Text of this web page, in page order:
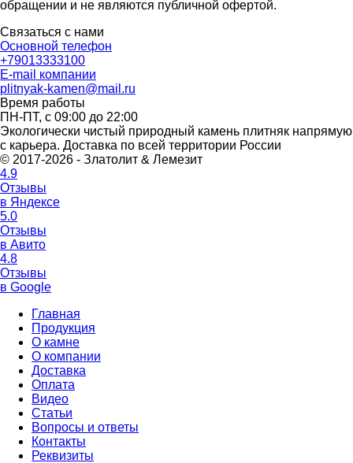
обращении и не являются публичной офертой.
Связаться с нами
Основной телефон
+79013333100
E-mail компании
plitnyak-kamen@mail.ru
Время работы
ПН-ПТ, с 09:00 до 22:00
Экологически чистый природный камень плитняк напрямую
с карьера. Доставка по всей территории России
© 2017-2026 - Златолит & Лемезит
4.9
Отзывы
в Яндексе
5.0
Отзывы
в Авито
4.8
Отзывы
в Google
Главная
Продукция
О камне
О компании
Доставка
Оплата
Видео
Статьи
Вопросы и ответы
Контакты
Реквизиты